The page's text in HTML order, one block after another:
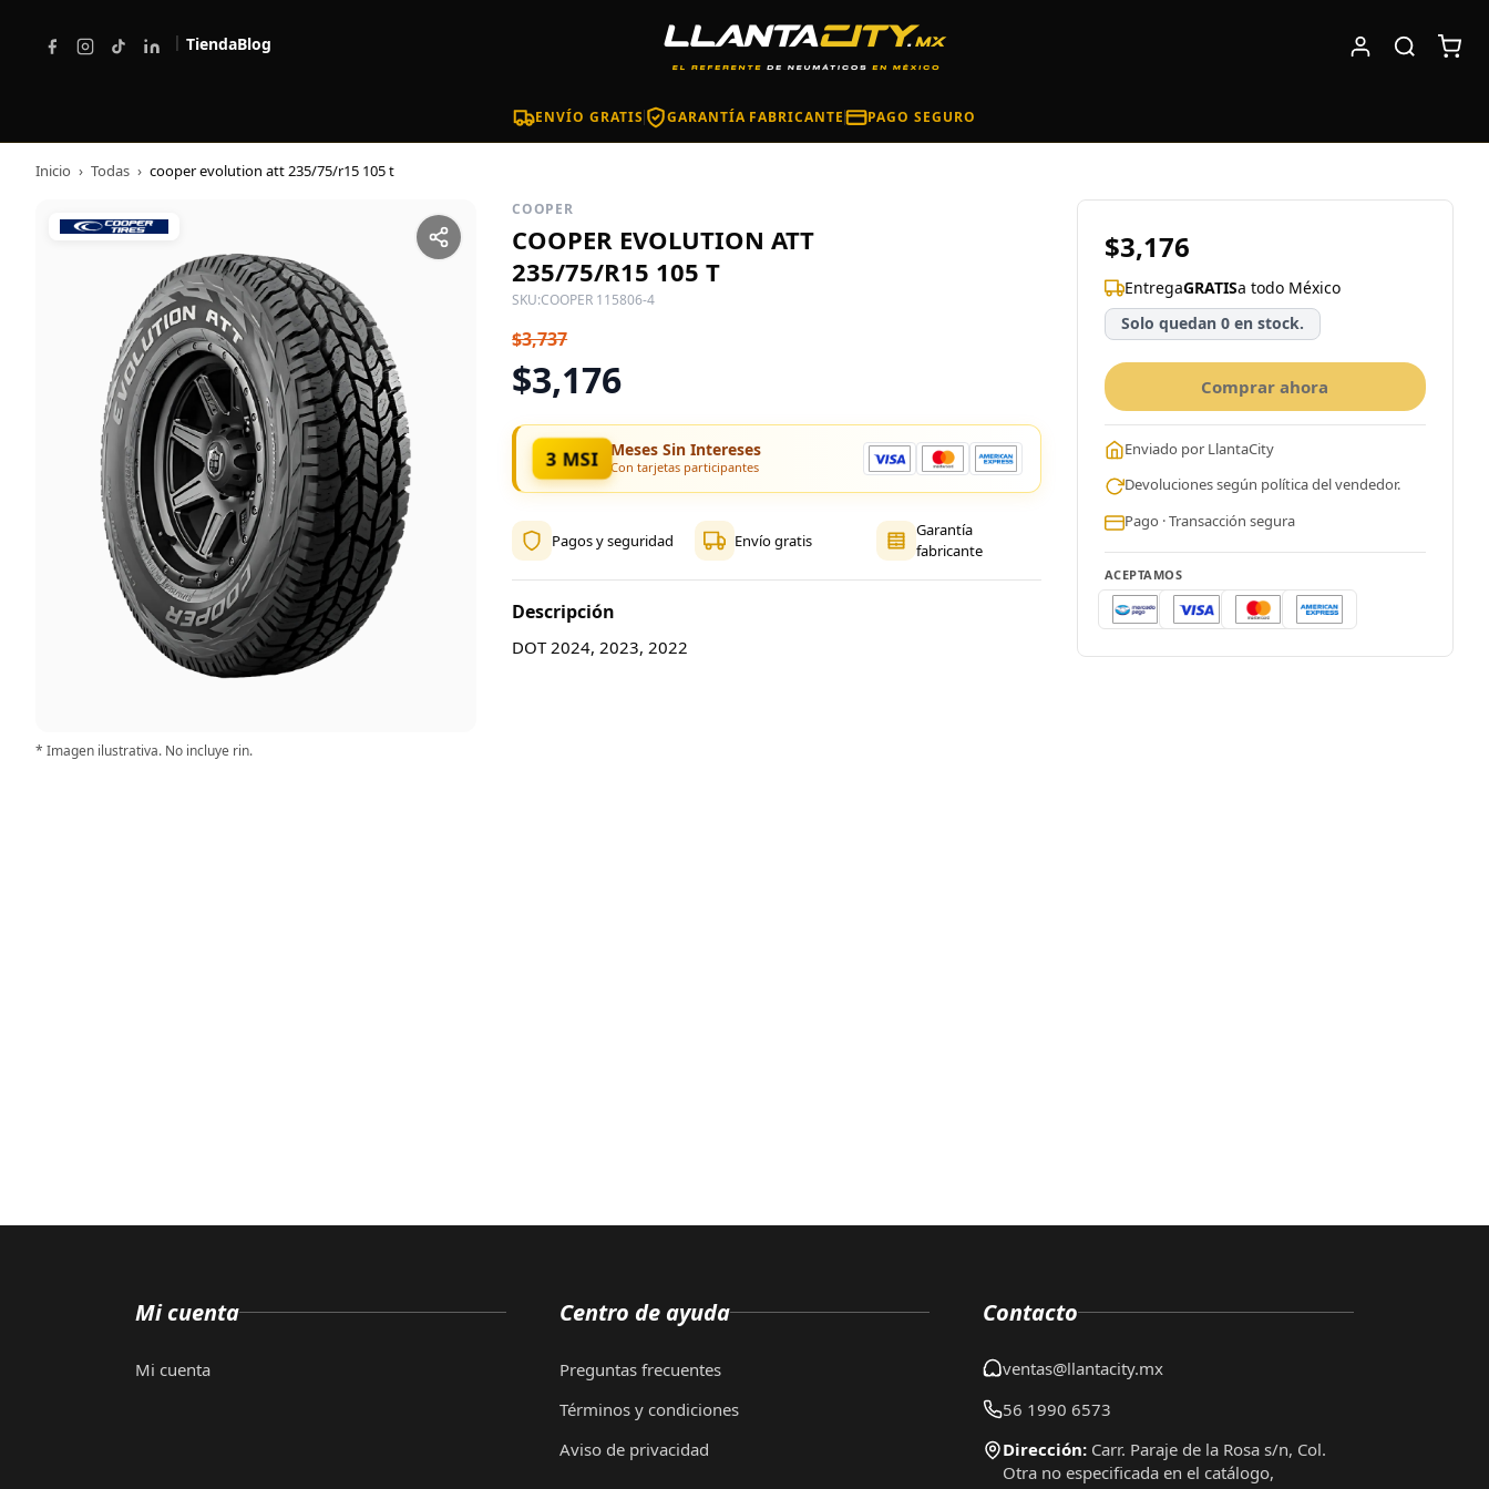
| TiendaBlog
ENVÍO GRATIS GARANTÍA FABRICANTE PAGO SEGURO
Inicio › Todas › cooper evolution att 235/75/r15 105 t
* Imagen ilustrativa. No incluye rin.
COOPER
COOPER EVOLUTION ATT
235/75/R15 105 T
SKU:COOPER 115806-4
$3,737
$3,176
3 MSI Meses Sin Intereses
Con tarjetas participantes
Pagos y seguridad Envío gratis
Garantía
fabricante
Descripción
DOT 2024, 2023, 2022
$3,176
EntregaGRATISa todo México
Solo quedan 0 en stock.
Comprar ahora
Enviado por LlantaCity
Devoluciones según política del vendedor.
Pago · Transacción segura
ACEPTAMOS
Mi cuenta
Mi cuenta
Centro de ayuda
Preguntas frecuentes
Términos y condiciones
Aviso de privacidad
Contacto
ventas@llantacity.mx
56 1990 6573
Dirección: Carr. Paraje de la Rosa s/n, Col.
Otra no especificada en el catálogo,